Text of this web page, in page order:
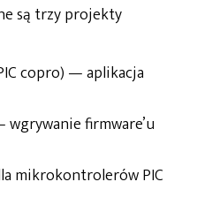
są trzy projekty
copro) — aplikacja
firmware’u
mikrokontrolerów PIC